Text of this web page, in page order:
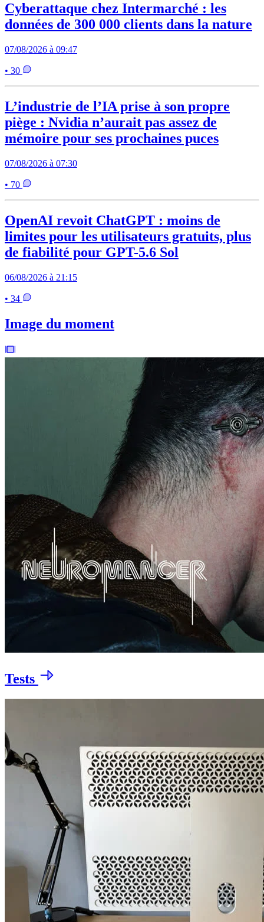
Cyberattaque chez Intermarché : les
données de 300 000 clients dans la nature
07/08/2026 à 09:47
• 30
L’industrie de l’IA prise à son propre
piège : Nvidia n’aurait pas assez de
mémoire pour ses prochaines puces
07/08/2026 à 07:30
• 70
OpenAI revoit ChatGPT : moins de
limites pour les utilisateurs gratuits, plus
de fiabilité pour GPT-5.6 Sol
06/08/2026 à 21:15
• 34
Image du moment
Tests